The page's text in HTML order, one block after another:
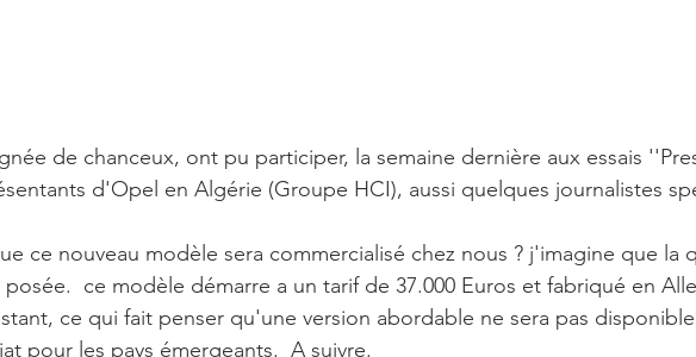
de chanceux, ont pu participer, la semaine dernière aux essais
d'Opel en Algérie (Groupe HCI), aussi quelques journalistes
ce nouveau modèle sera commercialisé chez nous ? j'imagine que la
ce modèle démarre a un tarif de 37.000 Euros et fabriqué en
ce qui fait penser qu'une version abordable ne sera pas
pour les pays émergeants.  A suivre.